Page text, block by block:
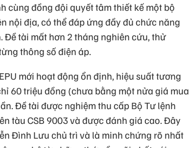
cùng đồng đội quyết tâm thiết kế một bộ
nội địa, có thể đáp ứng đầy đủ chức năng
tài mất hơn 2 tháng nghiên cứu, thử
thông số điện áp.
mới hoạt động ổn định, hiệu suất tương
60 triệu đồng (chưa bằng một nửa giá mua
Đề tài được nghiệm thu cấp Bộ Tư lệnh
tàu CSB 9003 và được đánh giá cao. Đây
Đình Lưu chủ trì và là minh chứng rõ nhất